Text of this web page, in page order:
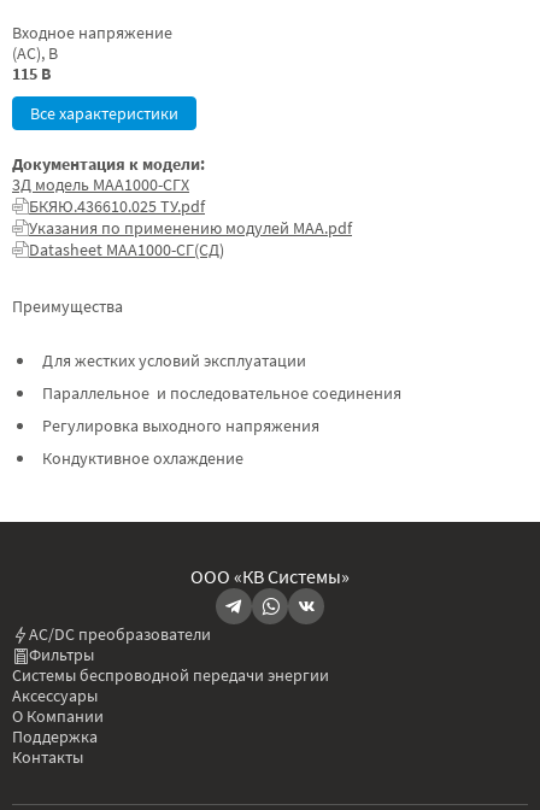
Входное напряжение
(AC), В
115 В
Все характеристики
Преимущества
Для жестких условий эксплуатации
Параллельное и последовательное соединения
Регулировка выходного напряжения
Кондуктивное охлаждение
Документация к модели:
3Д модель МАА1000-СГХ
БКЯЮ.436610.025 ТУ.pdf
Указания по применению модулей МАА.pdf
Datasheet МАА1000-СГ(СД)
ООО «КВ Системы»
AC/DC преобразователи
Фильтры
Системы беспроводной передачи энергии
Аксессуары
О Компании
Поддержка
Контакты